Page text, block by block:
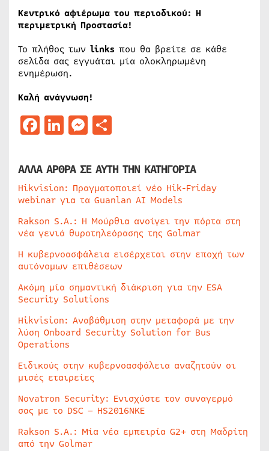
Κεντρικό αφιέρωμα του περιοδικού: Η
περιμετρική Προστασία!
Το πλήθος των links που θα βρείτε σε κάθε
σελίδα σας εγγυάται μία ολοκληρωμένη
ενημέρωση.
Καλή ανάγνωση!
Facebook
LinkedIn
Messenger
ΑΛΛΑ ΑΡΘΡΑ ΣΕ ΑΥΤΗ ΤΗΝ ΚΑΤΗΓΟΡΙΑ
Hikvision: Πραγματοποιεί νέο Hik-Friday
webinar για τα Guanlan AI Models
Rakson S.A.: Η Μούρθια ανοίγει την πόρτα στη
νέα γενιά θυροτηλεόρασης της Golmar
Η κυβερνοασφάλεια εισέρχεται στην εποχή των
αυτόνομων επιθέσεων
Ακόμη μία σημαντική διάκριση για την ESA
Security Solutions
Hikvision: Αναβάθμιση στην μεταφορά με την
λύση Onboard Security Solution for Bus
Operations
Ειδικούς στην κυβερνοασφάλεια αναζητούν οι
μισές εταιρείες
Novatron Security: Ενισχύστε τον συναγερμό
σας με το DSC – HS2016NKE
Rakson S.A.: Μία νέα εμπειρία G2+ στη Μαδρίτη
από την Golmar